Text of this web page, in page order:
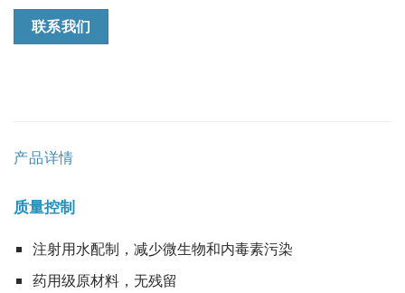
联系我们
产品详情
质量控制
注射用水配制，减少微生物和内毒素污染
药用级原材料，无残留